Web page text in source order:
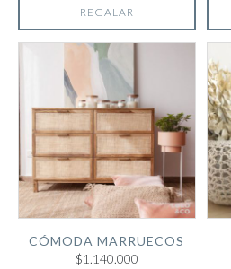
REGALAR
CÓMODA MARRUECOS
$1.140.000